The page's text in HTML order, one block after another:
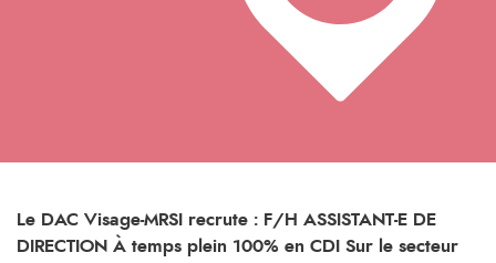
Le DAC Visage-MRSI recrute : F/H ASSISTANT-E DE
DIRECTION À temps plein 100% en CDI Sur le secteur